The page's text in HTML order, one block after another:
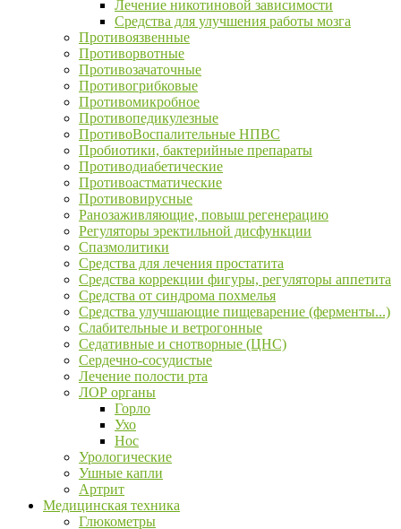
Лечение никотиновой зависимости
Средства для улучшения работы мозга
Противоязвенные
Противорвотные
Противозачаточные
Противогрибковые
Противомикробное
Противопедикулезные
ПротивоВоспалительные НПВС
Пробиотики, бактерийные препараты
Противодиабетические
Противоастматические
Противовирусные
Ранозаживляющие, повыш регенерацию
Регуляторы эректильной дисфункции
Спазмолитики
Средства для лечения простатита
Средства коррекции фигуры, регуляторы аппетита
Средства от синдрома похмелья
Средства улучшающие пищеварение (ферменты...)
Слабительные и ветрогонные
Седативные и снотворные (ЦНС)
Сердечно-сосудистые
Лечение полости рта
ЛОР органы
Горло
Ухо
Нос
Урологические
Ушные капли
Артрит
Медицинская техника
Глюкометры